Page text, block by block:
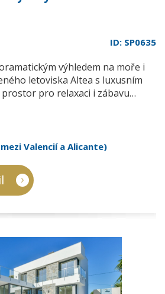
ID: SP0635
výhledem na moře i
letoviska Altea s luxusním
pro relaxaci i zábavu…
Valencií a Alicante)